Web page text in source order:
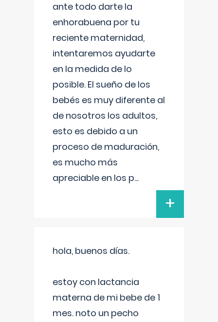
ante todo darte la
enhorabuena por tu
reciente maternidad,
intentaremos ayudarte
en la medida de lo
posible. El sueño de los
bebés es muy diferente al
de nosotros los adultos,
esto es debido a un
proceso de maduración,
es mucho más
apreciable en los p...
+
hola, buenos días.
estoy con lactancia
materna de mi bebe de 1
mes. noto un pecho